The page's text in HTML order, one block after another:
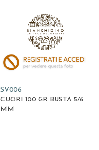
SV006
CUORI 100 GR BUSTA 5/6
MM